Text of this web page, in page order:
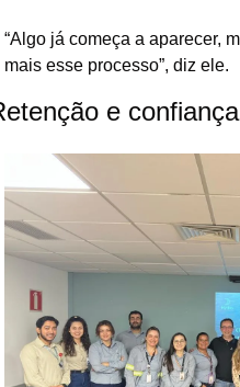
“Algo já começa a aparecer,
mais esse processo”, diz ele.
e